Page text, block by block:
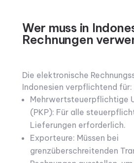
Wer muss in
Rechnungen
Die elektronische
Indonesien verpflichtend für:
Mehrwertsteuerpflichtige
(PKP): Für alle
Lieferungen erforderlich.
Exporteure: Müssen bei
grenzüberschreitenden